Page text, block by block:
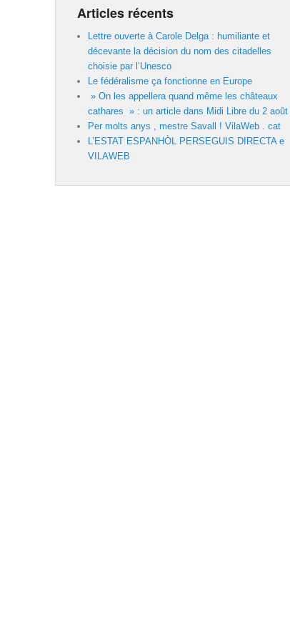
Articles récents
Lettre ouverte à Carole Delga : humiliante et
décevante la décision du nom des citadelles
choisie par l’Unesco
Le fédéralisme ça fonctionne en Europe
» On les appellera quand même les châteaux
cathares » : un article dans Midi Libre du 2 août
Per molts anys , mestre Savall ! VilaWeb . cat
L’ESTAT ESPANHÒL PERSEGUIS DIRECTA e
VILAWEB